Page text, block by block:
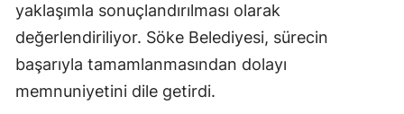
yaklaşımla sonuçlandırılması olarak
değerlendiriliyor. Söke Belediyesi, sürecin
başarıyla tamamlanmasından dolayı
memnuniyetini dile getirdi.